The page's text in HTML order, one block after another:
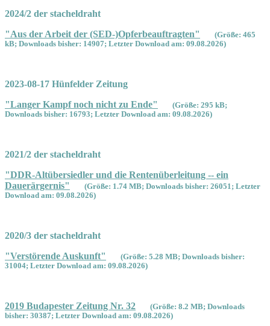
2024/2 der stacheldraht
"Aus der Arbeit der (SED-)Opferbeauftragten"
(Größe: 465
kB; Downloads bisher: 14907; Letzter Download am: 09.08.2026)
2023-08-17 Hünfelder Zeitung
"Langer Kampf noch nicht zu Ende"
(Größe: 295 kB;
Downloads bisher: 16793; Letzter Download am: 09.08.2026)
2021/2 der stacheldraht
"DDR-Altübersiedler und die Rentenüberleitung -- ein
Dauerärgernis"
(Größe: 1.74 MB; Downloads bisher: 26051; Letzter
Download am: 09.08.2026)
2020/3 der stacheldraht
"Verstörende Auskunft"
(Größe: 5.28 MB; Downloads bisher:
31004; Letzter Download am: 09.08.2026)
2019 Budapester Zeitung Nr. 32
(Größe: 8.2 MB; Downloads
bisher: 30387; Letzter Download am: 09.08.2026)